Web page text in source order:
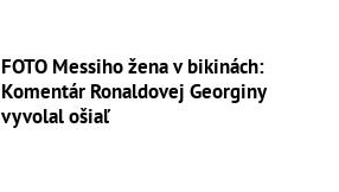
FOTO Messiho žena v bikinách:
Komentár Ronaldovej Georginy
vyvolal ošiaľ